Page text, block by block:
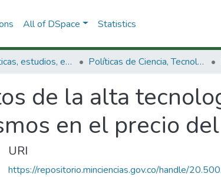
All of DSpace Statistics
3.2.1. Políticas, estudios, evaluaciones e indicadores de CTeI Políticas de Ciencia, Tecnología e Innovación
de la alta
en el precio
URI
https://repositorio.minciencias.gov.co/handle/